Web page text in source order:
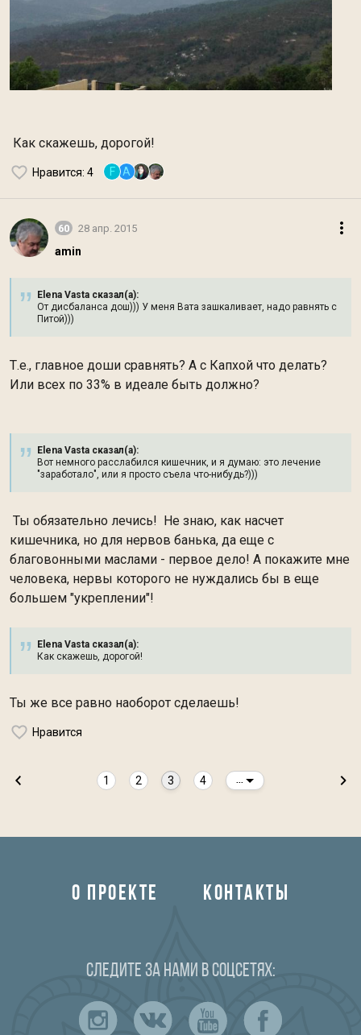
Как скажешь, дорогой!
Нравится: 4 F A
60 28 апр. 2015
amin
Elena Vasta сказал(а):
От дисбаланса дош))) У меня Вата зашкаливает, надо равнять с
Питой)))
Т.е., главное доши сравнять? А с Капхой что делать?
Или всех по 33% в идеале быть должно?
Elena Vasta сказал(а):
Вот немного расслабился кишечник, и я думаю: это лечение
"заработало", или я просто съела что-нибудь?)))
Ты обязательно лечись! Не знаю, как насчет
кишечника, но для нервов банька, да еще с
благовонными маслами - первое дело! А покажите мне
человека, нервы которого не нуждались бы в еще
большем "укреплении"!
Elena Vasta сказал(а):
Как скажешь, дорогой!
Ты же все равно наоборот сделаешь!
Нравится
1 2 3 4
О ПРОЕКТЕ КОНТАКТЫ
Следите за нами в соцсетях: